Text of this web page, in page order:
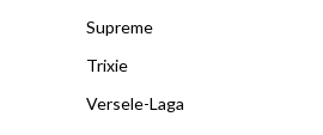
Supreme
Trixie
Versele-Laga